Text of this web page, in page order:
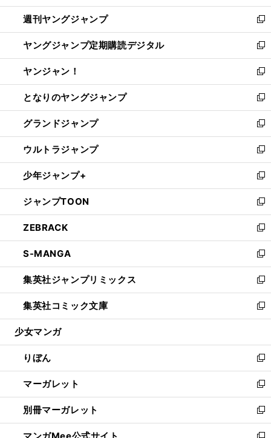
開
く
ウ
で
開
く
ン
ド
ウ
で
開
く
ウ
ィ
ン
ド
ウ
で
開
く
週刊ヤングジャンプ
新
し
い
ウ
ィ
ン
ド
ウ
で
開
く
ヤングジャンプ定期購読デジタル
新
し
い
ウ
ィ
ン
ド
ウ
で
開
く
ヤンジャン！
新
し
い
ウ
ィ
ン
ド
ウ
で
開
く
となりのヤングジャンプ
新
し
い
ウ
ィ
ン
ド
ウ
で
開
く
グランドジャンプ
新
し
い
ウ
ィ
ン
ド
ウ
で
開
く
ウルトラジャンプ
新
し
い
ウ
ィ
ン
ド
ウ
で
開
く
少年ジャンプ+
新
し
い
ウ
ィ
ン
ド
ウ
で
開
く
ジャンプTOON
新
し
い
ウ
ィ
ン
ド
ウ
で
開
ZEBRACK
新
し
い
ウ
ィ
ン
ド
ウ
開
く
S-MANGA
新
し
い
ウ
ィ
ン
ウ
で
開
く
集英社ジャンプリミックス
新
し
い
ウ
ン
ド
ウ
で
開
く
集英社コミック文庫
新
し
ウ
ィ
ン
ド
ウ
で
開
く
少女マンガ
りぼん
新
し
い
ウ
ィ
ン
マーガレット
新
し
い
ウ
別冊マーガレット
新
し